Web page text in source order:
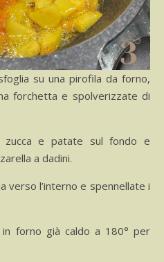
su una pirofila da forno,
forchetta e spolverizzate di
zucca e patate sul fondo e
a dadini.
verso l’interno e spennellate i
forno già caldo a 180° per